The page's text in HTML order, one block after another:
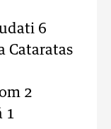
6
Cataratas
2
1